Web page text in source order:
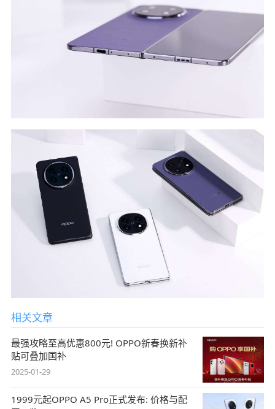
相关文章
最强攻略至高优惠800元! OPPO新春换新补
贴可叠加国补
2025-01-29
1999元起OPPO A5 Pro正式发布: 价格与配